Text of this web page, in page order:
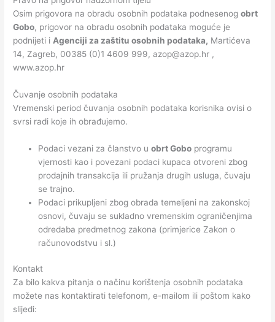
Osim prigovora na obradu osobnih podataka podnesenogobrt
Gobo, prigovor na obradu osobnih podataka moguće je
podnijeti i Agenciji za zaštitu osobnih podataka, Martićeva
14, Zagreb, 00385 (0)1 4609 999, azop@azop.hr ,
www.azop.hr
Čuvanje osobnih podataka
Vremenski period čuvanja osobnih podataka korisnika ovisi o
svrsi radi koje ih obrađujemo.
Podaci vezani za članstvo uobrt Gobo programu
vjernosti kao i povezani podaci kupaca otvoreni zbog
prodajnih transakcija ili pružanja drugih usluga, čuvaju
se trajno.
Podaci prikupljeni zbog obrada temeljeni na zakonskoj
osnovi, čuvaju se sukladno vremenskim ograničenjima
odredaba predmetnog zakona (primjerice Zakon o
računovodstvu i sl.)
Kontakt
Za bilo kakva pitanja o načinu korištenja osobnih podataka
možete nas kontaktirati telefonom, e-mailom ili poštom kako
slijedi: